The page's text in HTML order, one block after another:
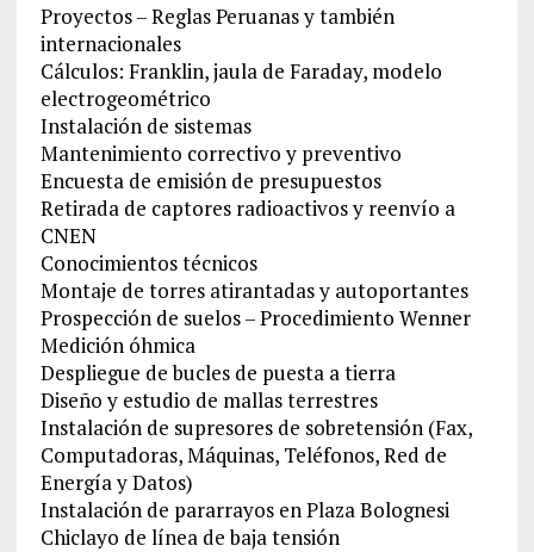
Proyectos – Reglas Peruanas y también
internacionales
Cálculos: Franklin, jaula de Faraday, modelo
electrogeométrico
Instalación de sistemas
Mantenimiento correctivo y preventivo
Encuesta de emisión de presupuestos
Retirada de captores radioactivos y reenvío a
CNEN
Conocimientos técnicos
Montaje de torres atirantadas y autoportantes
Prospección de suelos – Procedimiento Wenner
Medición óhmica
Despliegue de bucles de puesta a tierra
Diseño y estudio de mallas terrestres
Instalación de supresores de sobretensión (Fax,
Computadoras, Máquinas, Teléfonos, Red de
Energía y Datos)
Instalación de pararrayos en Plaza Bolognesi
Chiclayo de línea de baja tensión